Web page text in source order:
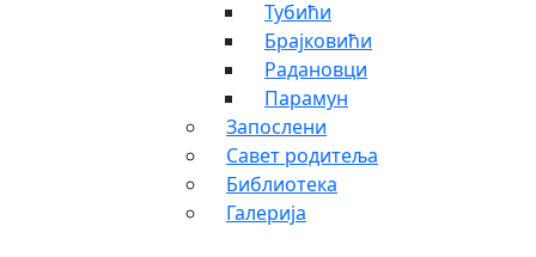
Тубићи
Брајковићи
Радановци
Парамун
Запослени
Савет родитеља
Библиотека
Галерија